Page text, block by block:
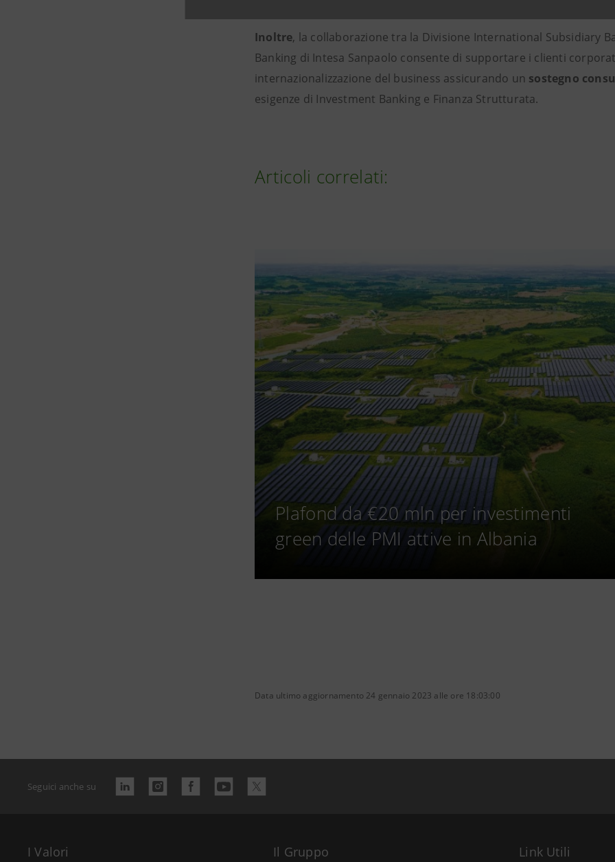
Inoltre, la collaborazione tra la Divisione International Subsidiary
Banking di Intesa Sanpaolo consente di supportare i clienti
internazionalizzazione del business assicurando un sostegno
esigenze di Investment Banking e Finanza Strutturata.
Articoli correlati:
Plafond da €20 mln per investimenti
green delle PMI attive in Albania
Data ultimo aggiornamento 24 gennaio 2023 alle ore 18:03:00
Seguici anche su
I Valori Il Gruppo Link Utili